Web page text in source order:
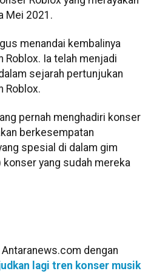
Mei 2021.
menandai kembalinya
Ia telah menjadi
sejarah pertunjukan
Roblox.
pernah menghadiri konser
berkesempatan
spesial di dalam gim
yang sudah mereka
dengan
lagi tren konser musik